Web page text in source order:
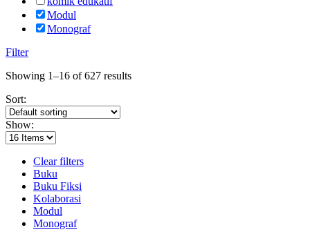
Modul
Monograf
Filter
Showing 1–16 of 627 results
Sort:
Show:
Clear filters
Buku
Buku Fiksi
Kolaborasi
Modul
Monograf